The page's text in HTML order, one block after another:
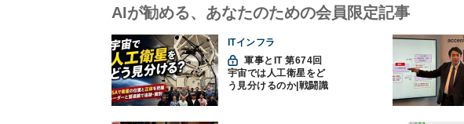
AIが勧める、あなたのための会員限定記事
ITインフラ
軍事とIT 第674回
宇宙では人工衛星をど
う見分けるのか|戦闘識